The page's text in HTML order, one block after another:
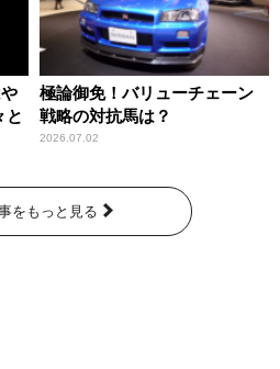
と
極論御免！バリューチェーン
戦略の対抗馬は？
2026.07.02
をもっと見る